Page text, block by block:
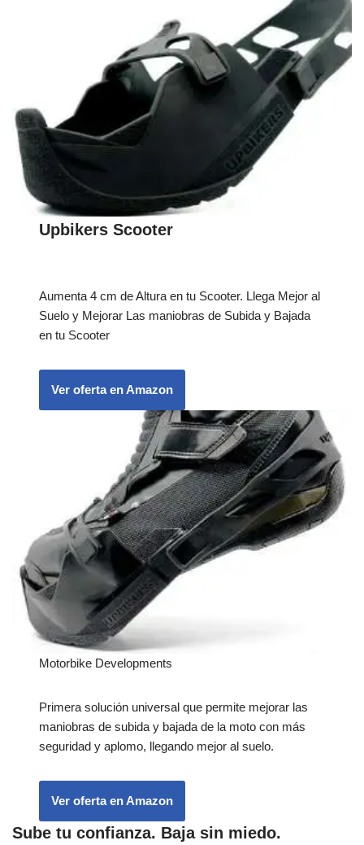
Upbikers Scooter
Aumenta 4 cm de Altura en tu Scooter. Llega Mejor al
Suelo y Mejorar Las maniobras de Subida y Bajada
en tu Scooter
Ver oferta en Amazon
Motorbike Developments
Primera solución universal que permite mejorar las
maniobras de subida y bajada de la moto con más
seguridad y aplomo, llegando mejor al suelo.
Ver oferta en Amazon
Sube tu confianza. Baja sin miedo.